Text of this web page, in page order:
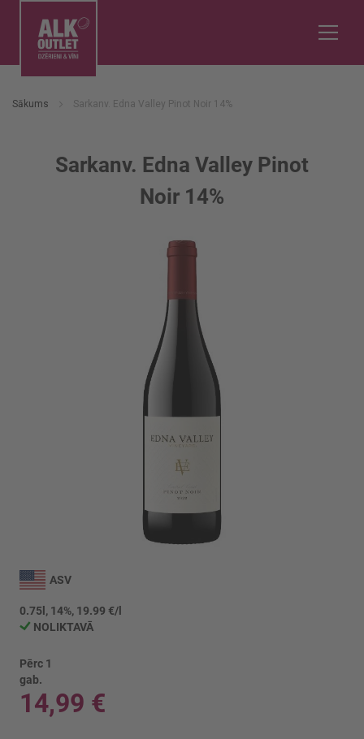
Sākums Sarkanv. Edna Valley Pinot Noir 14%
Sarkanv. Edna Valley Pinot
Noir 14%
uz
galerijas
sākumu
ASV
0.75l, 14%, 19.99 €/l
NOLIKTAVĀ
Pērc 1
gab.
14,99 €